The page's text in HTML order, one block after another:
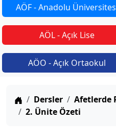
AÖF - Anadolu
AÖL - Açık Lise
AÖO - Açık Ortaokul
Anasayfa
Dersler
Afetlerde
2. Ünite Özeti